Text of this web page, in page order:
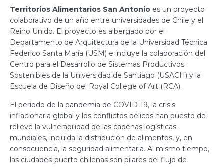
Territorios Alimentarios San Antonio es un proyecto
colaborativo de un año entre universidades de Chile y el
Reino Unido. El proyecto es albergado por el
Departamento de Arquitectura de la Universidad Técnica
Federico Santa María (USM) e incluye la colaboración del
Centro para el Desarrollo de Sistemas Productivos
Sostenibles de la Universidad de Santiago (USACH) y la
Escuela de Diseño del Royal College of Art (RCA).
El periodo de la pandemia de COVID-19, la crisis
inflacionaria global y los conflictos bélicos han puesto de
relieve la vulnerabilidad de las cadenas logísticas
mundiales, incluida la distribución de alimentos, y, en
consecuencia, la seguridad alimentaria. Al mismo tiempo,
las ciudades-puerto chilenas son pilares del flujo de